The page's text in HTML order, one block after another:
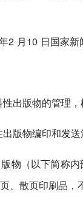
2 月10 日国家新
出版物的管理
版物编印和发送
物（以下简称
、散页印刷品，